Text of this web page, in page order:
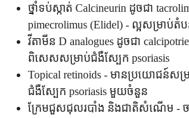
ថ្នាំទប់ស្កាត់ Calcineurin ដូចជា
pimecrolimus (Elidel) - ល្អសម្រាប់តំ
វីតាមីន D analogues ដូចជា
ពិសេសសម្រាប់ជំងឺស្បែក psoriasis
Topical retinoids - មានប្រយោជន៍សម្
ជំងឺស្បែក psoriasis មួយចំនួន
ក្រែមជួសជុលរបាំង និងជាតិសំណើម - ចាំ